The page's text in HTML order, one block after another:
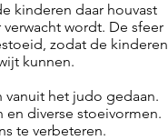
kinderen daar houvast
wordt. De sfeer
zodat de kinderen
kunnen.
vanuit het judo gedaan.
diverse stoeivormen.
te verbeteren.